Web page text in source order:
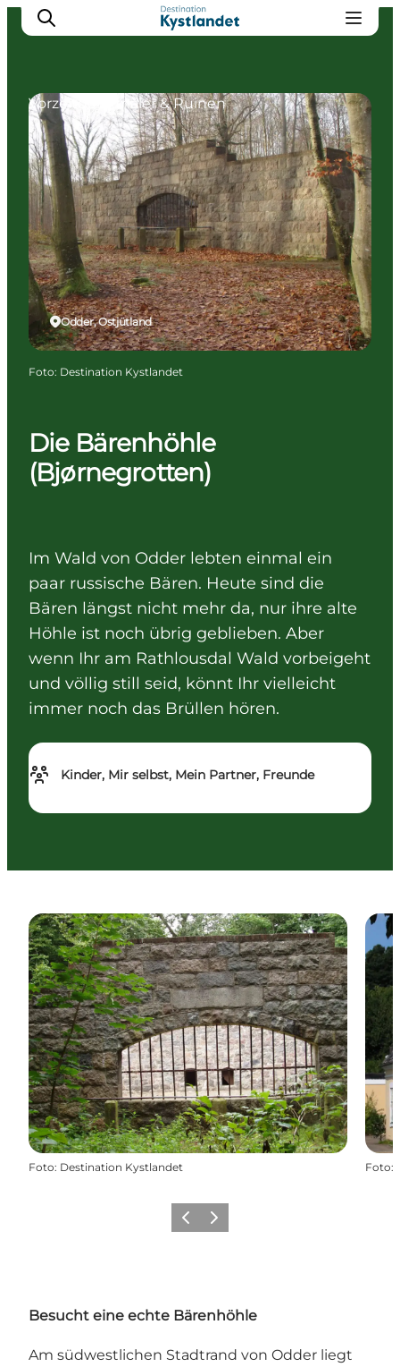
Erlebnisse
Städte
Unterkünfte
Camping
Die Bärenhöhle
(Bjørnegrotten)
Im Wald von Odder lebten einmal ein
paar russische Bären. Heute sind die
Bären längst nicht mehr da, nur ihre alte
Höhle ist noch übrig geblieben. Aber
wenn Ihr am Rathlousdal Wald vorbeigeht
und völlig still seid, könnt Ihr vielleicht
immer noch das Brüllen hören.
Kinder, Mir selbst, Mein Partner, Freunde
Odder, Ostjütland
Vorzeitdenkmäler & Ruinen
Foto: Destination Kystlandet
Foto: Destination Kystlandet Foto:
ZurückWeiter
Besucht eine echte Bärenhöhle
Am südwestlichen Stadtrand von Odder liegt